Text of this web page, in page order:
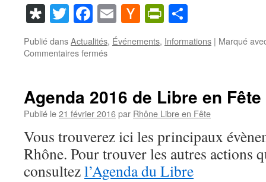
Diaspora
TwitterFacebook
EmailHacker
News
PrintFriendly
Publié dansActualités, Événements, Informations | Marqué
Commentaires ferméssur
Libre
en
dans
Rhône
Agenda 2016 de Libre en
Publié le21 février 2016par Rhône Libre en Fête
Vous trouverez ici les principaux
Rhône. Pour trouver les autres actions
consultezl’Agenda du Libre